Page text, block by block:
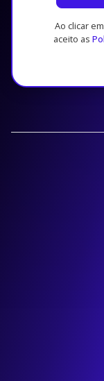
Ao clicar
aceito as